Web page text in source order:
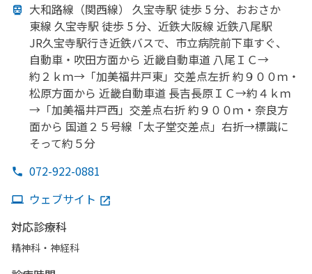
大和路線 （関西線） 久宝寺駅 徒歩 5 分、 おおさか
東線 久宝寺駅 徒歩 5 分、 近鉄大阪線 近鉄八尾駅
JR久宝寺駅行き近鉄バスで、 市立病院前下車すぐ、
自動車・吹田方面から 近畿自動車道 八尾ＩＣ→
約２ｋｍ→ 「加美福井戸東」 交差点左折 約９００ｍ・
松原方面から 近畿自動車道 長吉長原ＩＣ→約４ｋｍ
→ 「加美福井戸西」 交差点右折 約９００ｍ・奈良方
面から 国道２５号線 「太子堂交差点」 右折→標識に
そって約５分
072-922-0881
ウェブサイト
対応診療科
精神科・神経科